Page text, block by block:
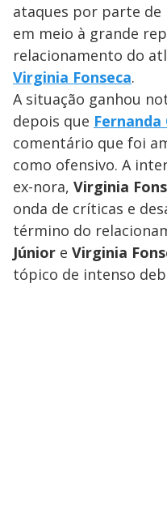
ataques por parte
em meio à grande
relacionamento do
Virginia Fonseca.
A situação ganhou
depois que
comentário que foi
como ofensivo. A
ex-nora, Virginia
onda de críticas e
término do
Júnior e Virginia
tópico de intenso